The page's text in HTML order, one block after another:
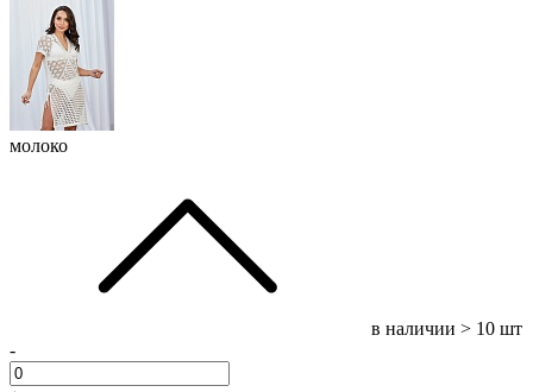
молоко
в наличии > 10 шт
-